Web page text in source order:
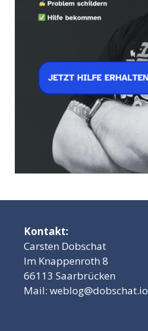
Kontakt:
Carsten Dobschat
Im Knappenroth 8
66113 Saarbrücken
Mail: weblog@dobschat.io